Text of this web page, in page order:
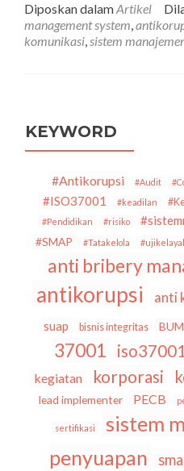
ISO
37001
ke-
Diposkan dalamArtikel
management system,
komunikasi,sistem
KEYWORD
#Antikorupsi #Audit
#ISO37001 #keadilan
#Pendidikan
#risiko
#SMAP #Tatakelola
anti bribery
antikorupsi anti
suap
bisnis integritas
37001
kegiatan korporasi
lead implementer PECB
sertifikasi
sistem
penyuapan